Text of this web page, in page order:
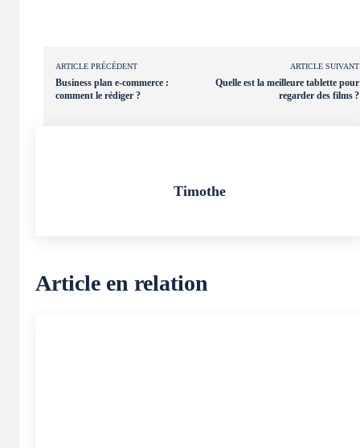
ARTICLE PRÉCÉDENT
Business plan e-commerce :
comment le rédiger ?
ARTICLE SUIVANT
Quelle est la meilleure tablette pour
regarder des films ?
Timothe
Article en relation